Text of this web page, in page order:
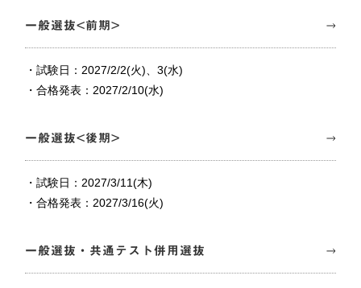
一般選抜<前期>
・試験日：2027/2/2(火)、3(水)
・合格発表：2027/2/10(水)
一般選抜<後期>
・試験日：2027/3/11(木)
・合格発表：2027/3/16(火)
一般選抜・共通テスト併用選抜